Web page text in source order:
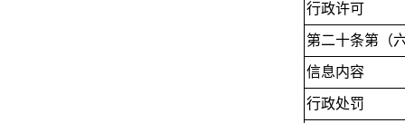
行政许可
第二十条第（
信息内容
行政处罚